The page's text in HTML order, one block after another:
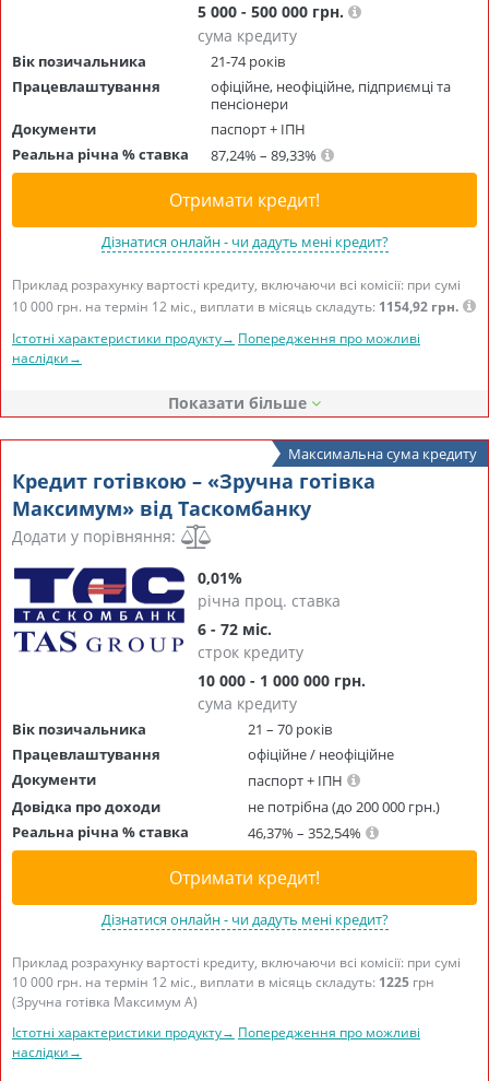
5 000 - 500 000 грн.
сума кредиту
Вік позичальника
21-74 років
Працевлаштування
офіційне, неофіційне, підприємці та
пенсіонери
Документи
паспорт + ІПН
Реальна річна % ставка
87,24% – 89,33%
Отримати кредит!
Дізнатися онлайн - чи дадуть мені кредит?
Приклад розрахунку вартості кредиту, включаючи всі комісії: при сумі
10 000 грн. на термін 12 міс., виплати в місяць складуть: 1154,92 грн.
Істотні характеристики продукту→ Попередження про можливі
наслідки→
Показати
Максимальна сума кредиту
Кредит готівкою – «Зручна готівка
Максимум» від Таскомбанку
Додати у порівняння:
0,01%
річна проц. ставка
6 - 72 міс.
строк кредиту
10 000 - 1 000 000 грн.
сума кредиту
Вік позичальника
21 – 70 років
Працевлаштування
офіційне / неофіційне
Документи
паспорт + ІПН
Довідка про доходи
не потрібна (до 200 000 грн.)
Реальна річна % ставка
46,37% – 352,54%
Отримати кредит!
Дізнатися онлайн - чи дадуть мені кредит?
Приклад розрахунку вартості кредиту, включаючи всі комісії: при сумі
10 000 грн. на термін 12 міс., виплати в місяць складуть: 1225 грн
(Зручна готівка Максимум А)
Істотні характеристики продукту→ Попередження про можливі
наслідки→